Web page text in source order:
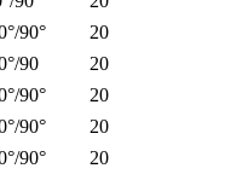
90°
20
90
20
90°
20
90°
20
90°
20